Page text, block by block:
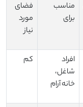
مناسب
برای
فضای
مورد
نیاز
افراد
شاغل،
خانه آرام
کم